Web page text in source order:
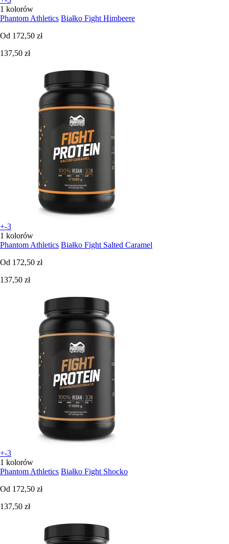
1 kolorów
Phantom Athletics Białko Fight Himbeere
Od 172,50 zł
137,50 zł
+-3
1 kolorów
Phantom Athletics Białko Fight Salted Caramel
Od 172,50 zł
137,50 zł
+-3
1 kolorów
Phantom Athletics Białko Fight Shocko
Od 172,50 zł
137,50 zł